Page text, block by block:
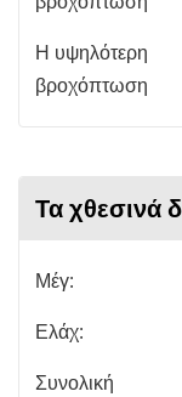
Η υψηλότερη
βροχόπτωση
Τα χθεσινά
Μέγ:
Ελάχ:
Συνολική